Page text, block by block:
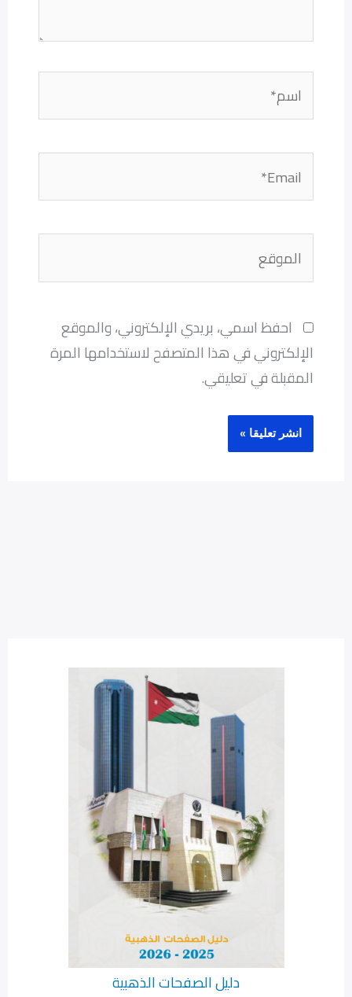
احفظ اسمي، بريدي الإلكتروني، والموقع
الإلكتروني في هذا المتصفح لاستخدامها المرة
المقبلة في تعليقي.
دليل الصفحات الذهبية